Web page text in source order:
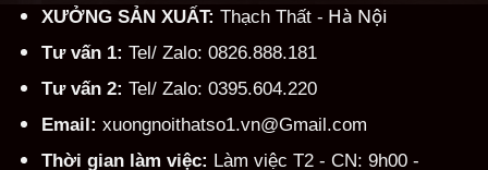
XƯỞNG SẢN XUẤT: Thạch Thất - Hà Nội
Tư vấn 1: Tel/ Zalo: 0826.888.181
Tư vấn 2: Tel/ Zalo: 0395.604.220
Email: xuongnoithatso1.vn@Gmail.com
Thời gian làm việc: Làm việc T2 - CN: 9h00 -